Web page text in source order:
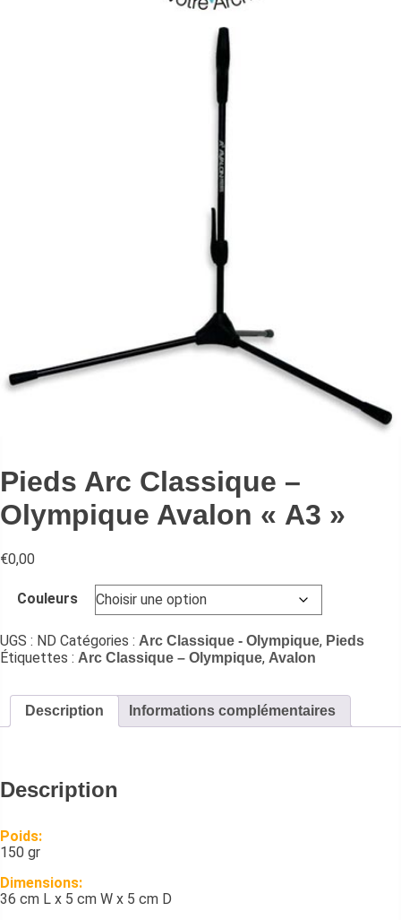
Pieds Arc Classique –
Olympique Avalon « A3 »
€0,00
Couleurs
UGS : ND Catégories : Arc Classique - Olympique, Pieds
Étiquettes : Arc Classique – Olympique, Avalon
Description Informations complémentaires
Description
Poids:
150 gr
Dimensions:
36 cm L x 5 cm W x 5 cm D